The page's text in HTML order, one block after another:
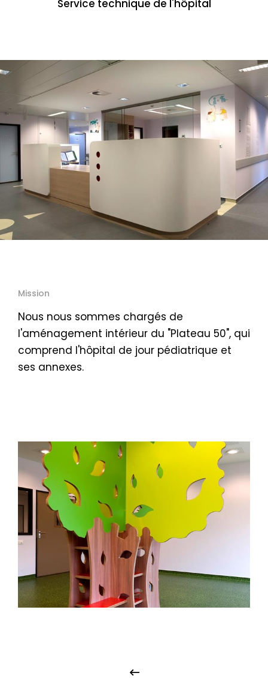
Service technique de l'hôpital
Mission
Nous nous sommes chargés de
l'aménagement intérieur du "Plateau 50", qui
comprend l'hôpital de jour pédiatrique et
ses annexes.